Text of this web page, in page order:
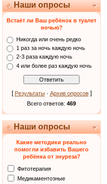
Наши опросы
Встаёт ли Ваш ребёнок в туалет
ночью?
Никогда или очень редко
1 раз за ночь каждую ночь
2-3 раза каждую ночь
4 или более раз каждую ночь
[ Результаты· Архив опросов]
Всего ответов: 469
Наши опросы
Какие методики реально
помогли избавить Вашего
ребёнка от энуреза?
Фитотерапия
Медикаментозные